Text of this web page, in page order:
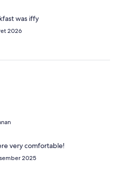
was iffy
2026
very comfortable!
2025